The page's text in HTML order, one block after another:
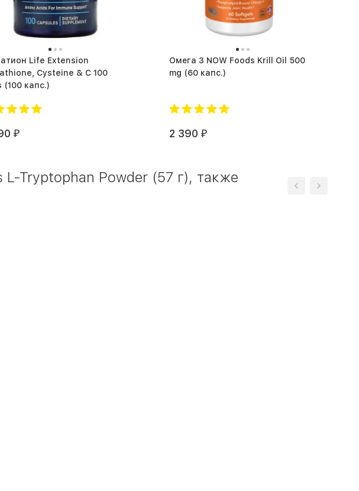
Life Extension
Cysteine & C 100
caps (100 капс.)
₽
Омега 3 NOW Foods Krill Oil 500
mg (60 капс.)
2 390 ₽
Tryptophan Powder (57 г), также